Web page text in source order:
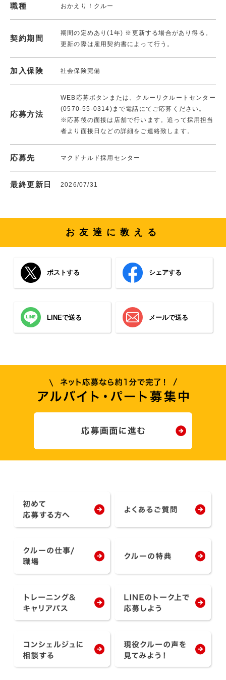
職種 おかえり！クルー
契約期間
期間の定めあり(1年) ※更新する場合があり得る。
更新の際は雇用契約書によって行う。
加入保険 社会保険完備
応募方法
WEB応募ボタンまたは、クルーリクルートセンター
(0570-55-0314)まで電話にてご応募ください。
※応募後の面接は店舗で行います。追って採用担当
者より面接日などの詳細をご連絡致します。
応募先 マクドナルド採用センター
最終更新日 2026/07/31
お友達に教える
ポストする シェアする
LINEで送る メールで送る